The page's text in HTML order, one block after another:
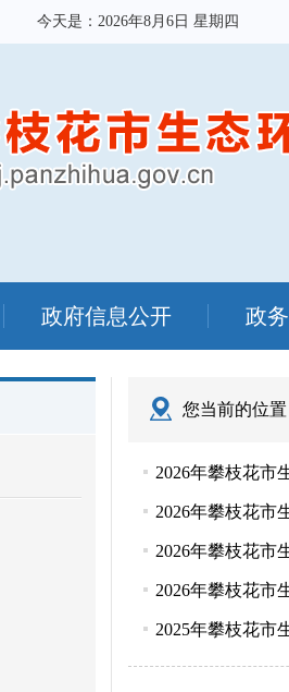
今天是： 2026年8月6日 星期四
政府信息公开 政
您当前的位
2026年攀枝花市
2026年攀枝花市
2026年攀枝花市
2026年攀枝花市
2025年攀枝花市